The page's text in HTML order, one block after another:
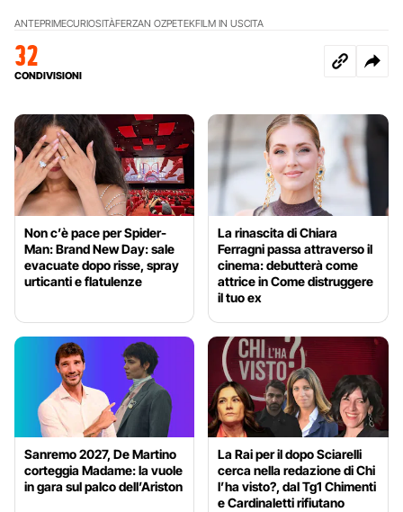
ANTEPRIMECURIOSITÀFERZAN OZPETEKFILM IN USCITA
32
CONDIVISIONI
Non c’è pace per Spider-
Man: Brand New Day: sale
evacuate dopo risse, spray
urticanti e flatulenze
La rinascita di Chiara
Ferragni passa attraverso il
cinema: debutterà come
attrice in Come distruggere
il tuo ex
Sanremo 2027, De Martino
corteggia Madame: la vuole
in gara sul palco dell’Ariston
La Rai per il dopo Sciarelli
cerca nella redazione di Chi
l’ha visto?, dal Tg1 Chimenti
e Cardinaletti rifiutano